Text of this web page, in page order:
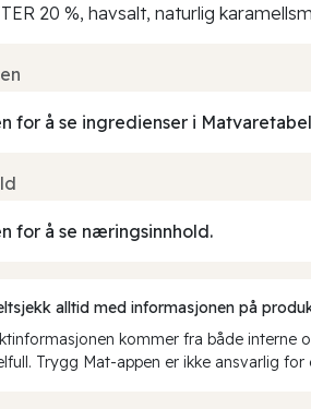
20 %, havsalt, naturlig
for å se ingredienser i
for å se næringsinnhold.
alltid med informasjonen på
kommer fra både interne
Trygg Mat-appen er ikke ansvarlig for